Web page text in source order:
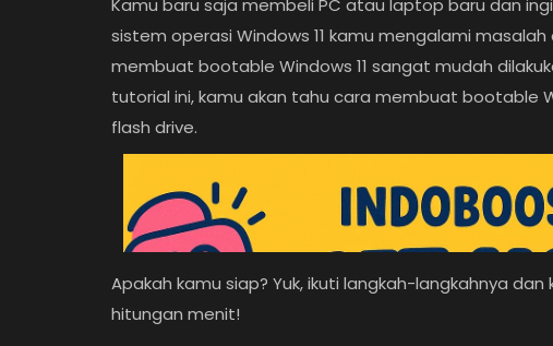
Kamu baru saja membeli PC atau laptop baru dan
sistem operasi Windows 11 kamu mengalami
membuat bootable Windows 11 sangat mudah
tutorial ini, kamu akan tahu cara membuat bootable
flash drive.
Apakah kamu siap? Yuk, ikuti langkah-langkahnya
hitungan menit!